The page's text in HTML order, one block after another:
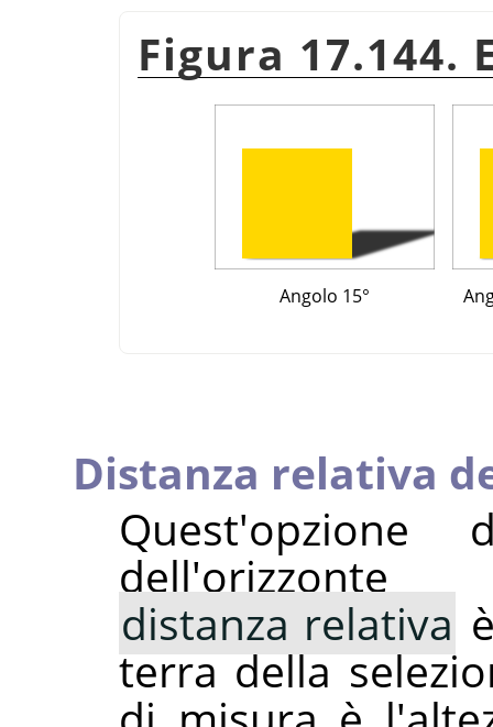
Figura 17.144.
Angolo 15°
Distanza relativa
Quest'opzione
distanza relativa
terra della